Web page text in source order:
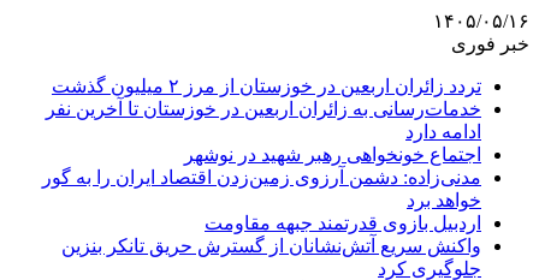
۱۴۰۵/۰۵/۱۶
خبر فوری
تردد زائران اربعین در خوزستان از مرز ۲ میلیون گذشت
خدمات‌رسانی به زائران اربعین در خوزستان تا آخرین نفر
ادامه دارد
اجتماع خونخواهی رهبر شهید در نوشهر
مدنی‌زاده: دشمن آرزوی زمین‌زدن اقتصاد ایران را به گور
خواهد برد
اردبیل بازوی قدرتمند جبهه مقاومت
واکنش سریع آتش‌نشانان از گسترش حریق تانکر بنزین
جلوگیری کرد